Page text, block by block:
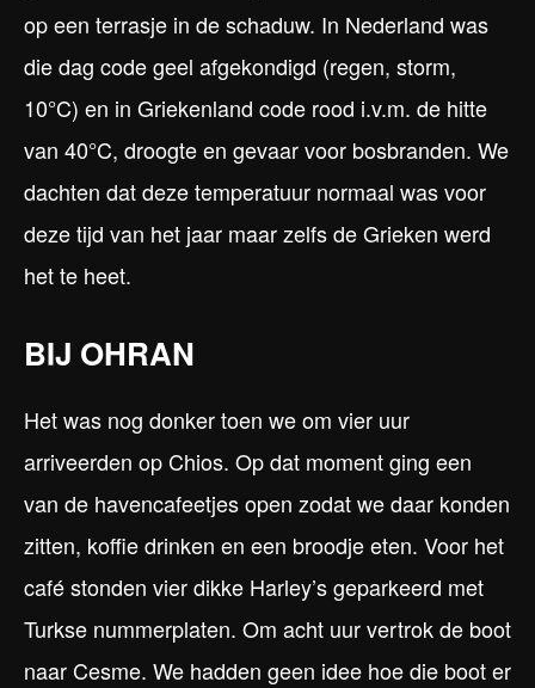
op een terrasje in de schaduw. In Nederland was
die dag code geel afgekondigd (regen, storm,
10°C) en in Griekenland code rood i.v.m. de hitte
van 40°C, droogte en gevaar voor bosbranden. We
dachten dat deze temperatuur normaal was voor
deze tijd van het jaar maar zelfs de Grieken werd
het te heet.
BIJ OHRAN
Het was nog donker toen we om vier uur
arriveerden op Chios. Op dat moment ging een
van de havencafeetjes open zodat we daar konden
zitten, koffie drinken en een broodje eten. Voor het
café stonden vier dikke Harley’s geparkeerd met
Turkse nummerplaten. Om acht uur vertrok de boot
naar Cesme. We hadden geen idee hoe die boot er